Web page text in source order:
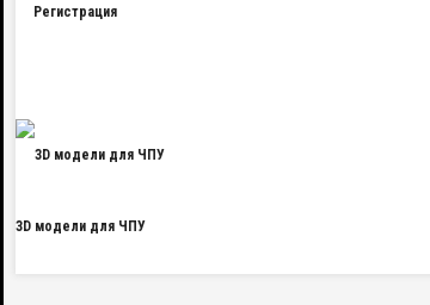
Регистрация
3D модели для ЧПУ